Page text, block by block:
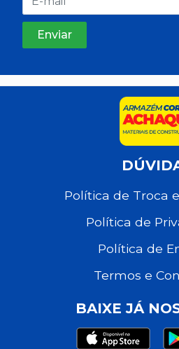
Política de Troca
Política de
Política de
Termos e
BAIXE JÁ